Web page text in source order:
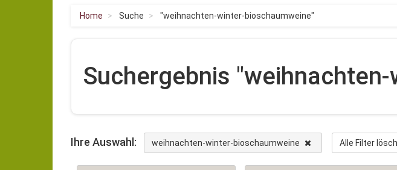
Home Suche "weihnachten-winter-bioschaumweine"
Suchergebnis
Ihre Auswahl: weihnachten-winter-bioschaumweine Alle Filter